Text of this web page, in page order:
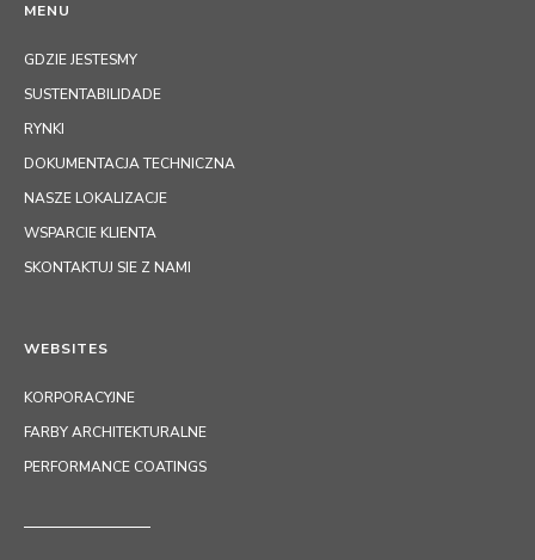
MENU
GDZIE JESTESMY
SUSTENTABILIDADE
RYNKI
DOKUMENTACJA TECHNICZNA
NASZE LOKALIZACJE
WSPARCIE KLIENTA
SKONTAKTUJ SIE Z NAMI
WEBSITES
KORPORACYJNE
FARBY ARCHITEKTURALNE
PERFORMANCE COATINGS